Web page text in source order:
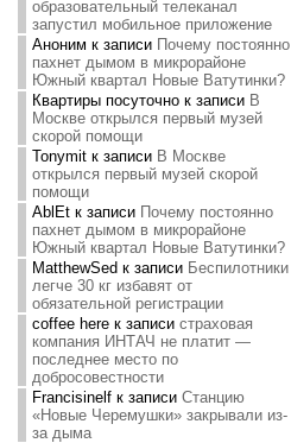
образовательный телеканал
запустил мобильное приложение
Аноним к записи Почему постоянно
пахнет дымом в микрорайоне
Южный квартал Новые Ватутинки?
Квартиры посуточнок записи В
Москве открылся первый музей
скорой помощи
Tonymitк записи В Москве
открылся первый музей скорой
помощи
AblEtк записи Почему постоянно
пахнет дымом в микрорайоне
Южный квартал Новые Ватутинки?
MatthewSed к записи Беспилотники
легче 30 кг избавят от
обязательной регистрации
coffee hereк записи страховая
компания ИНТАЧ не платит —
последнее место по
добросовестности
Francisinelfк записи Станцию
«Новые Черемушки» закрывали из-
за дыма